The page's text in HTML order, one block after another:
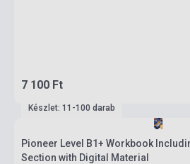
7 100 Ft
Készlet: 11-100 darab
Pioneer Level B1+ Workbook
Section with Digital Material